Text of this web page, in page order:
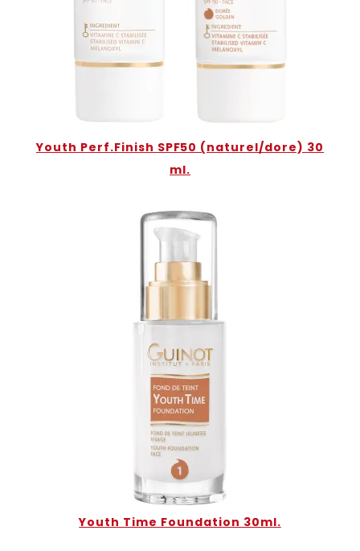
Youth Perf.Finish SPF50 (naturel/dore) 30
ml.
Youth Time Foundation 30ml.